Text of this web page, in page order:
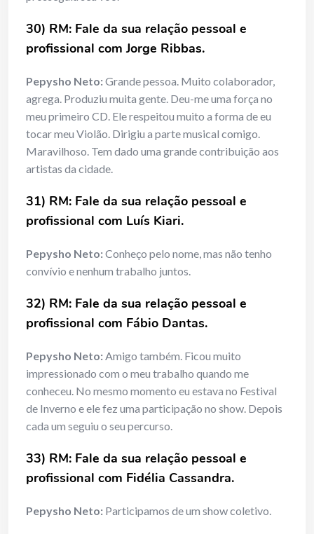
30) RM: Fale da sua relação pessoal e
profissional com Jorge Ribbas.
Pepysho Neto:Grande pessoa. Muito colaborador,
agrega. Produziu muita gente. Deu-me uma força no
meu primeiro CD. Ele respeitou muito a forma de eu
tocar meu Violão. Dirigiu a parte musical comigo.
Maravilhoso. Tem dado uma grande contribuição aos
artistas da cidade.
31) RM: Fale da sua relação pessoal e
profissional com Luís Kiari.
Pepysho Neto:Conheço pelo nome, mas não tenho
convívio e nenhum trabalho juntos.
32) RM: Fale da sua relação pessoal e
profissional com Fábio Dantas.
Pepysho Neto:Amigo também. Ficou muito
impressionado com o meu trabalho quando me
conheceu. No mesmo momento eu estava no Festival
de Inverno e ele fez uma participação no show. Depois
cada um seguiu o seu percurso.
33) RM: Fale da sua relação pessoal e
profissional com Fidélia Cassandra.
Pepysho Neto: Participamos de um show coletivo.